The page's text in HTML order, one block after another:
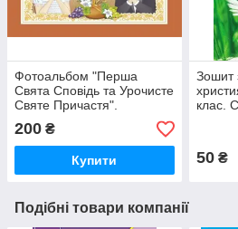
Фотоальбом "Перша
Свята Сповідь та Урочисте
Святе Причастя".
200 ₴
Купити
Зошит
клас.
50₴
Подібні товари компанії